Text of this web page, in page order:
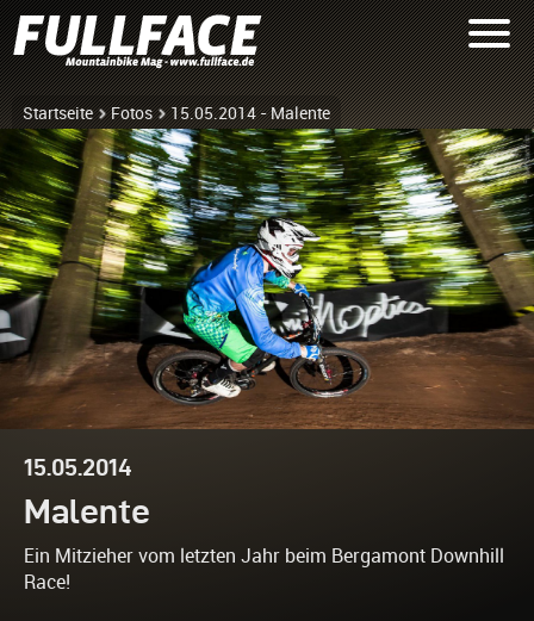
Startseite Fotos 15.05.2014 - Malente
15.05.2014
Malente
Ein Mitzieher vom letzten Jahr beim Bergamont Downhill
Race!